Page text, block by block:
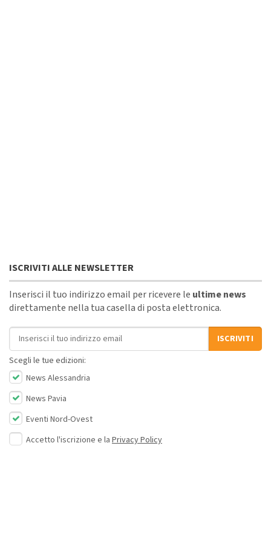
ISCRIVITI ALLE NEWSLETTER
Inserisci il tuo indirizzo email per ricevere le ultime news
direttamente nella tua casella di posta elettronica.
Indirizzo email
ISCRIVITI
Scegli le tue edizioni:
News Alessandria
News Pavia
Eventi Nord-Ovest
Accetto l'iscrizione e la Privacy Policy